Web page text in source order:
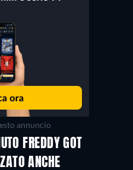
annuncio
FREDDY GOT
ANCHE